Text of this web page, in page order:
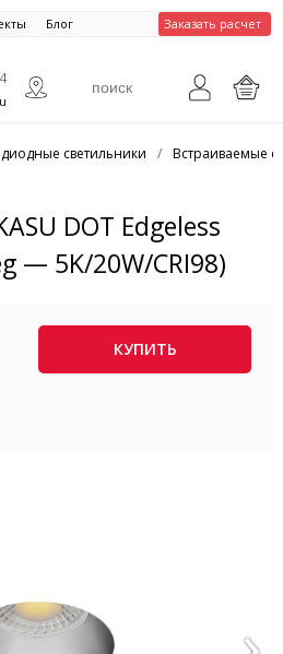
Блог Заказать расчет
светильники / Встраиваемые
DOT Edgeless
— 5K/20W/CRI98)
КУПИТЬ